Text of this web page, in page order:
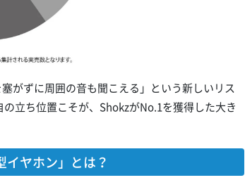
がずに周囲の音も聞こえる」という新しいリス
立ち位置こそが、ShokzがNo.1を獲得した大き
ヤホン」とは？